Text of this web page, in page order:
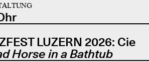
LUZERN 2026: Cie
Horse in a Bathtub